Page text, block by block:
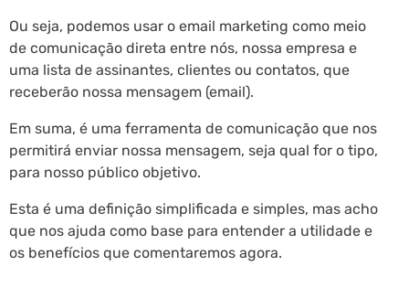
Ou seja, podemos usar o email marketing como meio
de comunicação direta entre nós, nossa empresa e
uma lista de assinantes, clientes ou contatos, que
receberão nossa mensagem (email).
Em suma, é uma ferramenta de comunicação que nos
permitirá enviar nossa mensagem, seja qual for o tipo,
para nosso público objetivo.
Esta é uma definição simplificada e simples, mas acho
que nos ajuda como base para entender a utilidade e
os benefícios que comentaremos agora.